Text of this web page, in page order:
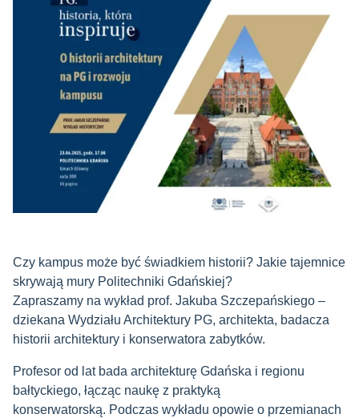
Czy kampus może być świadkiem historii? Jakie tajemnice
skrywają mury Politechniki Gdańskiej?
Zapraszamy na wykład prof. Jakuba Szczepańskiego –
dziekana Wydziału Architektury PG, architekta, badacza
historii architektury i konserwatora zabytków.
Profesor od lat bada architekturę Gdańska i regionu
bałtyckiego, łącząc naukę z praktyką
konserwatorską. Podczas wykładu opowie o przemianach